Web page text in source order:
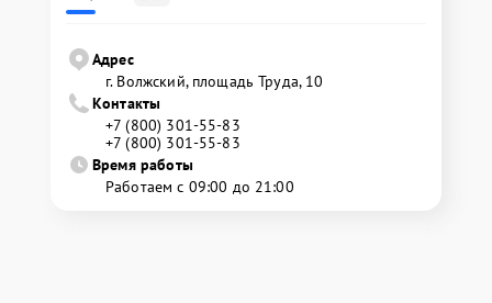
Адрес
г. Волжский, площадь Труда, 10
Контакты
+7 (800) 301-55-83
+7 (800) 301-55-83
Время работы
Работаем с 09:00 до 21:00